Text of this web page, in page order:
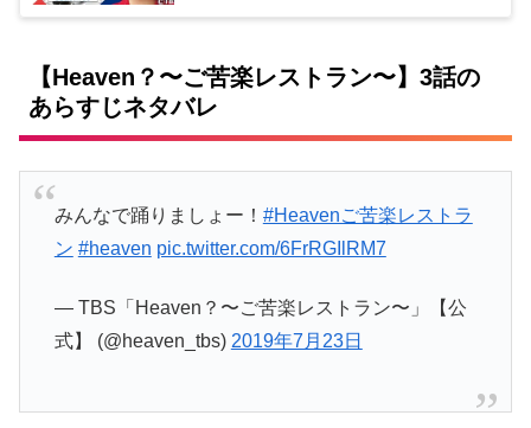
【Heaven？〜ご苦楽レストラン〜】3話の
あらすじネタバレ
みんなで踊りましょー！ #Heavenご苦楽レストラ
ン #heaven pic.twitter.com/6FrRGIlRM7
— TBS「Heaven？〜ご苦楽レストラン〜」【公
式】 (@heaven_tbs) 2019年7月23日